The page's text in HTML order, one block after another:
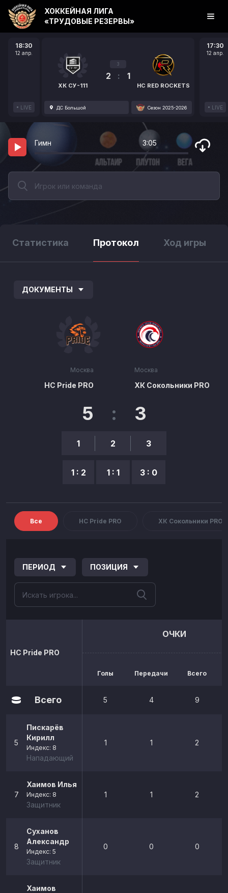
18:30
12 апр.
LIVE
ХК СУ-111
3
2 : 1
HC RED ROCKETS
ДС Большой Сезон 2025-2026
17:30
12 апр.
LIVE
ХОККЕЙНАЯ ЛИГА
«ТРУДОВЫЕ РЕЗЕРВЫ»
Гимн 3:05
Статистика Протокол Ход игры
ДОКУМЕНТЫ
Москва
HC Pride PRO
5 : 3
1
1 : 2
2
1 : 1
3
3 : 0
Москва
ХК Сокольники PRO
Все HC Pride PRO ХК Сокольники PRO
ПЕРИОД ПОЗИЦИЯ
HC Pride PRO
ОЧКИ
Голы Передачи Всего
Всего 5 4 9
5
Пискарёв
Кирилл
Индекс: 8
Нападающий
1 1 2
7
Хаимов Илья
Индекс: 8
Защитник
1 1 2
8
Суханов
Александр
Индекс: 5
Защитник
0 0 0
Хаимов